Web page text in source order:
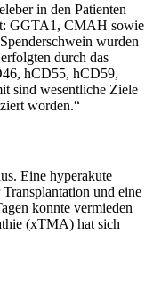
in den Patienten
GGTA1, CMAH sowie
wurden
durch das
hCD55, hCD59,
sind wesentliche Ziele
worden.“
Eine hyperakute
und eine
konnte vermieden
(xTMA) hat sich